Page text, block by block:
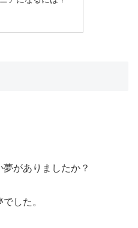
がありましたか？
した。